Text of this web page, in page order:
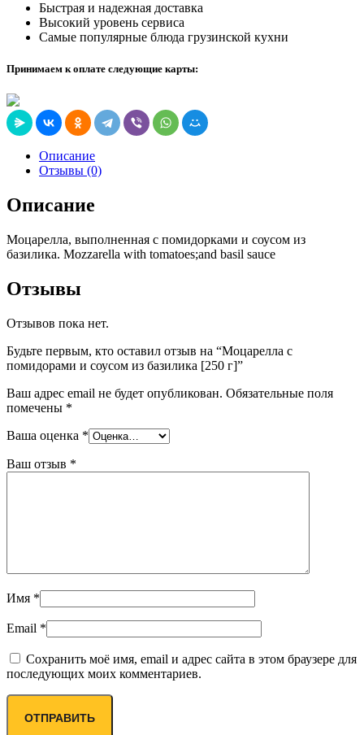
Быстрая и надежная доставка
Высокий уровень сервиса
Самые популярные блюда грузинской кухни
Принимаем к оплате следующие карты:
Описание
Отзывы (0)
Описание
Моцарелла, выполненная с помидорками и соусом из
базилика. Mozzarella with tomatoes;and basil sauce
Отзывы
Отзывов пока нет.
Будьте первым, кто оставил отзыв на “Моцарелла с
помидорами и соусом из базилика [250 г]”
Ваш адрес email не будет опубликован. Обязательные поля
помечены *
Ваша оценка *
Ваш отзыв *
Имя *
Email *
Сохранить моё имя, email и адрес сайта в этом браузере для
последующих моих комментариев.